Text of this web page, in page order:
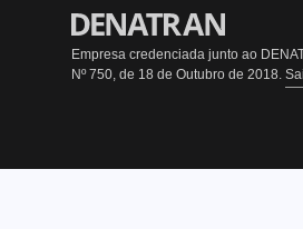
Empresa credenciada junto ao
Nº 750, de 18 de Outubro de 2018.